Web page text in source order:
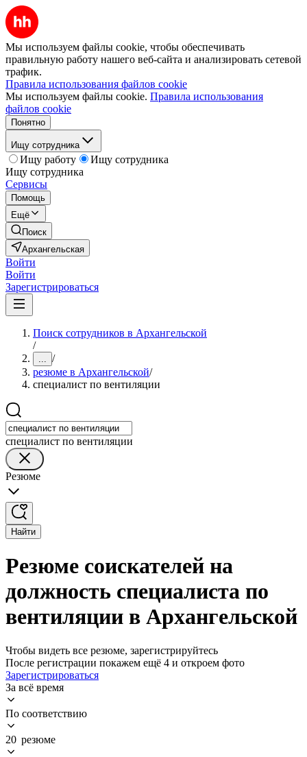
Мы используем файлы cookie, чтобы обеспечивать
правильную работу нашего веб-сайта и анализировать сетевой
трафик.
Правила использования файлов cookie
Мы используем файлы cookie. Правила использования
файлов cookie
Понятно
Ищу сотрудника
Ищу работу
Ищу сотрудника
Ищу сотрудника
Сервисы
Помощь
Ещё
Поиск
Архангельская
Войти
Войти
Зарегистрироваться
Поиск сотрудников в Архангельской
/
... /
резюме в Архангельской/
специалист по вентиляции
специалист по вентиляции
Резюме
Найти
Резюме соискателей на
должность специалиста по
вентиляции в Архангельской
Чтобы видеть все резюме, зарегистрируйтесь
После регистрации покажем ещё 4 и откроем фото
Зарегистрироваться
За всё время
По соответствию
20 резюме